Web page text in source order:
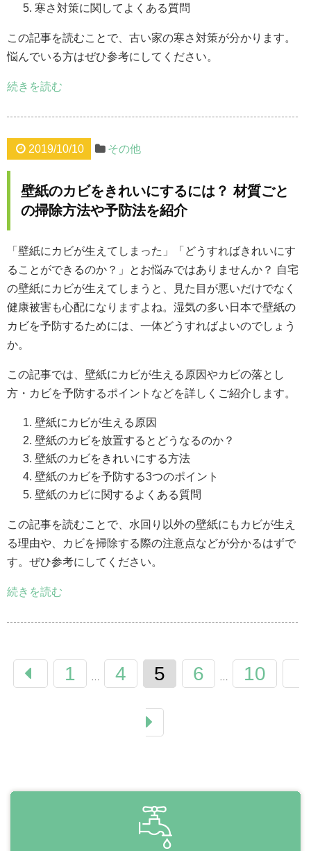
寒さ対策に関してよくある質問
この記事を読むことで、古い家の寒さ対策が分かります。
悩んでいる方はぜひ参考にしてください。
続きを読む
2019/10/10 その他
壁紙のカビをきれいにするには？ 材質ごと
の掃除方法や予防法を紹介
「壁紙にカビが生えてしまった」「どうすればきれいにす
ることができるのか？」とお悩みではありませんか？ 自宅
の壁紙にカビが生えてしまうと、見た目が悪いだけでなく
健康被害も心配になりますよね。湿気の多い日本で壁紙の
カビを予防するためには、一体どうすればよいのでしょう
か。
この記事では、壁紙にカビが生える原因やカビの落とし
方・カビを予防するポイントなどを詳しくご紹介します。
壁紙にカビが生える原因
壁紙のカビを放置するとどうなるのか？
壁紙のカビをきれいにする方法
壁紙のカビを予防する3つのポイント
壁紙のカビに関するよくある質問
この記事を読むことで、水回り以外の壁紙にもカビが生え
る理由や、カビを掃除する際の注意点などが分かるはずで
す。ぜひ参考にしてください。
続きを読む
1 4 5 6 10